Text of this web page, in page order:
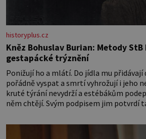
historyplus.cz
Kněz Bohuslav Burian: Metody
gestapácké trýznění
Ponižují ho a mlátí. Do jídla mu přidávají
pořádně vyspat a smrtí vyhrožují i jeho
kruté týrání nevydrží a estébákům
něm chtějí. Svým podpisem jim potvrdí
Syn brněnského řezníka chce být